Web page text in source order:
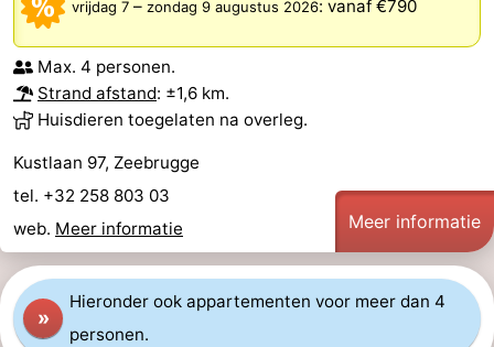
vrijdag 7 – zondag 9 augustus 2026: vanaf €790
Max. 4 personen.
Strand afstand: ±1,6 km.
Huisdieren toegelaten na overleg.
Kustlaan 97, Zeebrugge
tel. +32 258 803 03
web. Meer informatie Meer informatie
»
Hieronder ook appartementen voor meer dan 4
personen.